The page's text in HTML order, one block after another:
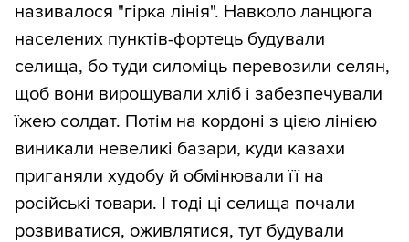
називалося "гірка лінія". Навколо ланцюга
населених пунктів-фортець будували
селища, бо туди силоміць перевозили селян,
щоб вони вирощували хліб і забезпечували
їжею солдат. Потім на кордоні з цією лінією
виникали невеликі базари, куди казахи
приганяли худобу й обмінювали її на
російські товари. І тоді ці селища почали
розвиватися, оживлятися, тут будували